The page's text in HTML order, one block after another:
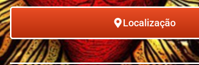
Localização